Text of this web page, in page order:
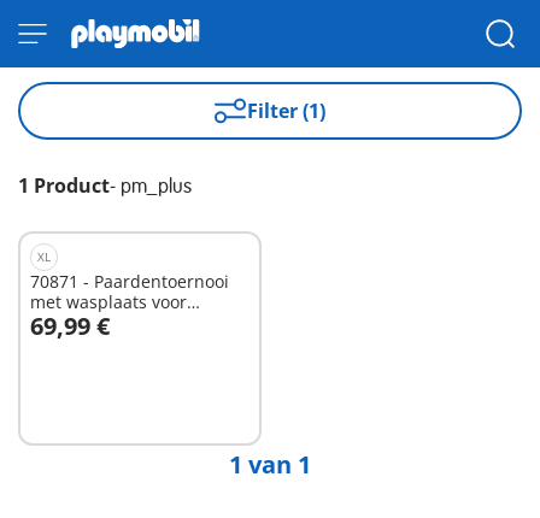
Filter (1)
1 Product- pm_plus
XL
70871 - Paardentoernooi
met wasplaats voor
paarden
69,99 €
In winkelwagen
1 van 1